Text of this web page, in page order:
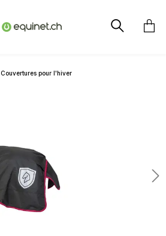
Couvertures pour l'hiver